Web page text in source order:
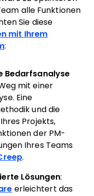
alle Funktionen
Sie diese
mit Ihrem
:
Bedarfsanalyse
mit einer
Eine
und die
Projekts,
der PM-
Ihres Teams
.
Lösungen:
erleichtert das